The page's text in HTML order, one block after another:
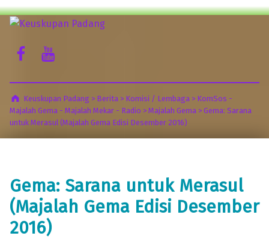
Keuskupan Padang
Keuskupan Padang > Berita> Komisi / Lembaga> KomSos -
Majalah Gema - Majalah Mekar - Radio > Majalah Gema > Gema: Sarana
untuk Merasul (Majalah Gema Edisi Desember 2016)
Gema: Sarana untuk Merasul
(Majalah Gema Edisi Desember
2016)